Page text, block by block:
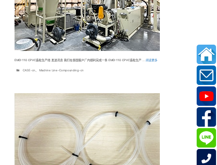
EMD-110 CPVC造粒生产线 发送讯息 我们在泰国客户厂内顺利完成一条 EMD-110 CPVC造粒生产 … 阅读更多
分CASE-cn Machine Line-Compounding-cn